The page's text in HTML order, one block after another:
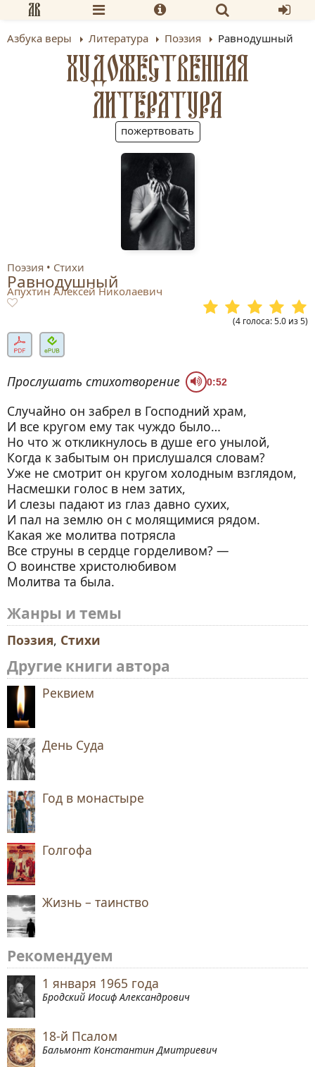
Азбука веры Литература Поэзия Равнодушный
ХУДОЖЕСТВЕННАЯ
ЛИТЕРАТУРА
пожертвовать
Поэзия Стихи
Равнодушный
Апухтин Алексей Николаевич
(4 голоса:5.0 из5)
Прослушать стихотворение 0:52
Случайно он забрел в Господний храм,
И все кругом ему так чуждо было…
Но что ж откликнулось в душе его унылой,
Когда к забытым он прислушался словам?
Уже не смотрит он кругом холодным взглядом,
Насмешки голос в нем затих,
И слезы падают из глаз давно сухих,
И пал на землю он с молящимися рядом.
Какая же молитва потрясла
Все струны в сердце горделивом? —
О воинстве христолюбивом
Молитва та была.
Жанры и темы
Поэзия, Стихи
Другие книги автора
Реквием
День Суда
Год в монастыре
Голгофа
Жизнь – таинство
Рекомендуем
1 января 1965 года
Бродский Иосиф Александрович
18-й Псалом
Бальмонт Константин Дмитриевич